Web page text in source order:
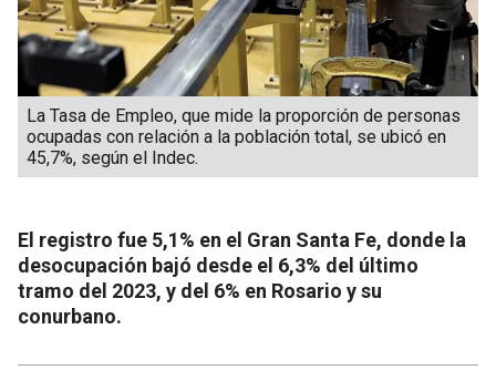
La Tasa de Empleo, que mide la proporción de personas
ocupadas con relación a la población total, se ubicó en
45,7%, según el Indec.
El registro fue 5,1% en el Gran Santa Fe, donde la
desocupación bajó desde el 6,3% del último
tramo del 2023, y del 6% en Rosario y su
conurbano.